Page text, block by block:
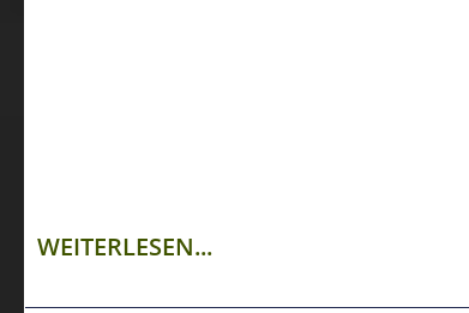
WEITERLESEN...